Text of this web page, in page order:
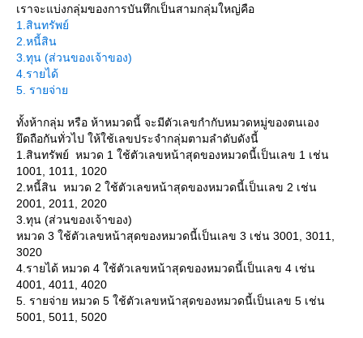
เราจะแบ่งกลุ่มของการบันทึกเป็นสามกลุ่มใหญ่คือ
1.สินทรัพย์
2.หนี้สิน
3.ทุน (ส่วนของเจ้าของ)
4.รายได้
5. รายจ่า
ทั้งห้ากลุ่ม หรือ ห้าหมวดนี้ จะมีตัวเลขกำกับหมวดหมู่ของตนเอง
ึดถือกันทั่วไป ให้ใช้เลขประจำกลุ่มตามลำดับดังนี้
1.สินทรัพย์ หมวด 1 ใช้ตัวเลขหน้าสุดของหมวดนี้เป็นเลข 1 เช่น
1001, 1011, 1020
2.หนี้สิน หมวด 2 ใช้ตัวเลขหน้าสุดของหมวดนี้เป็นเลข 2 เช่น
2001, 2011, 2020
3.ทุน (ส่วนของเจ้าของ)
หมวด 3 ใช้ตัวเลขหน้าสุดของหมวดนี้เป็นเลข 3 เช่น 3001, 3011,
3020
4.รายได้ หมวด 4 ใช้ตัวเลขหน้าสุดของหมวดนี้เป็นเลข 4 เช่น
4001, 4011, 4020
5. รายจ่าย หมวด 5 ใช้ตัวเลขหน้าสุดของหมวดนี้เป็นเลข 5 เช่น
5001, 5011, 5020